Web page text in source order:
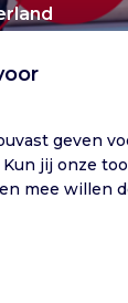
geven
jij onze
mee willen